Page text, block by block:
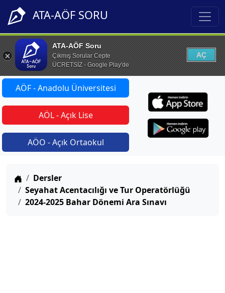
ATA-AÖF SORU
ATA-AÖF Soru
Çıkmış Sorular Cepte
ÜCRETSİZ - Google Play'de
AÇ
AÖF - Anadolu Üniversitesi
AÖL - Açık Lise
AÖO - Açık Ortaokul
Anasayfa
Dersler
Seyahat Acentacılığı ve Tur Operatörlüğü
2024-2025 Bahar Dönemi Ara Sınavı